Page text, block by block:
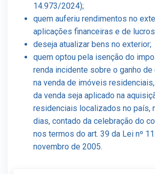
14.973/2024);
quem auferiu rendimentos no
aplicações financeiras e de
deseja atualizar bens no exterior;
quem optou pela isenção do
renda incidente sobre o ganho
na venda de imóveis
da venda seja aplicado na
residenciais localizados no país,
dias, contado da celebração do
nos termos do art. 39 da Lei nº
novembro de 2005.